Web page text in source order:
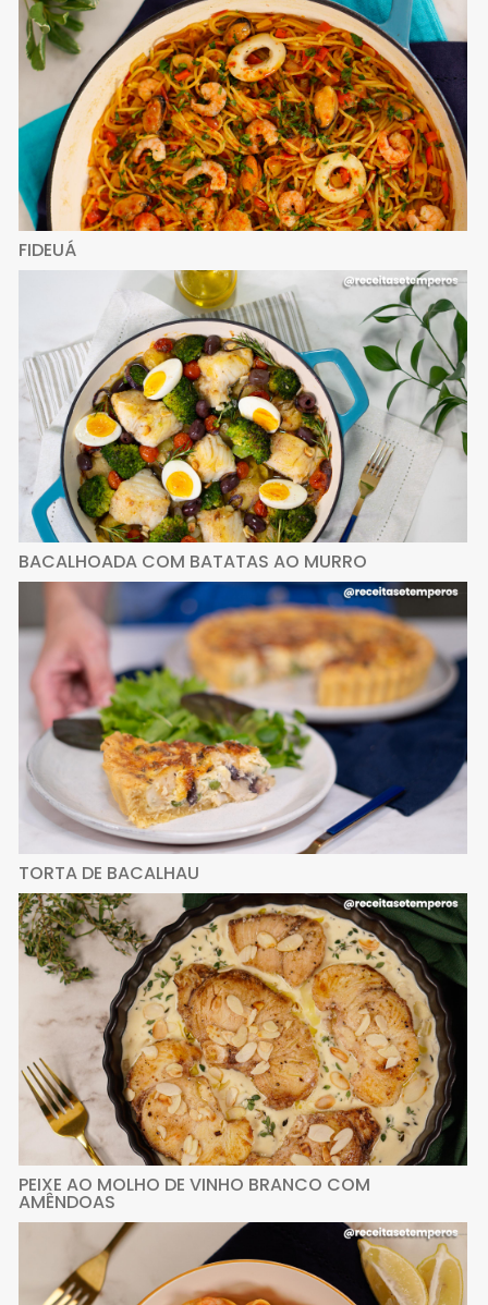
FIDEUÁ
BACALHOADA COM BATATAS AO MURRO
TORTA DE BACALHAU
PEIXE AO MOLHO DE VINHO BRANCO COM
AMÊNDOAS